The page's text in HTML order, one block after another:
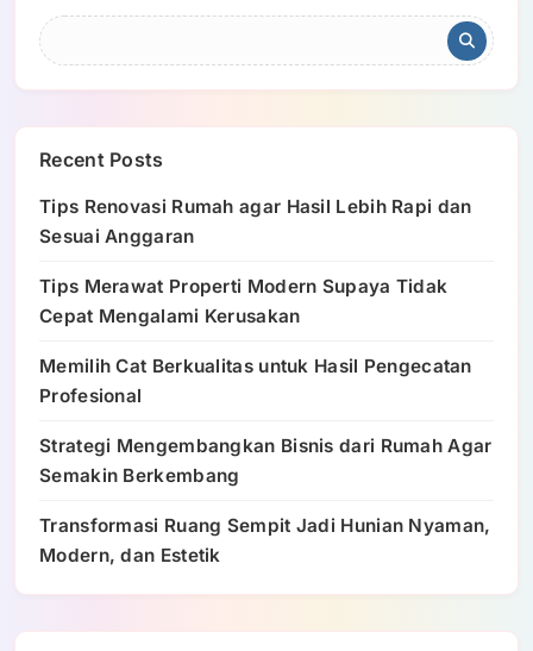
Recent Posts
Tips Renovasi Rumah agar Hasil Lebih Rapi dan
Sesuai Anggaran
Tips Merawat Properti Modern Supaya Tidak
Cepat Mengalami Kerusakan
Memilih Cat Berkualitas untuk Hasil Pengecatan
Profesional
Strategi Mengembangkan Bisnis dari Rumah Agar
Semakin Berkembang
Transformasi Ruang Sempit Jadi Hunian Nyaman,
Modern, dan Estetik